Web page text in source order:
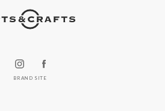
BRAND SITE